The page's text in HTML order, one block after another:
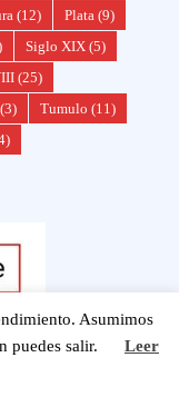
(12) Plata (9)
Siglo XIX (5)
(25)
(3) Tumulo (11)
Asumimos
puedes salir.
Leer